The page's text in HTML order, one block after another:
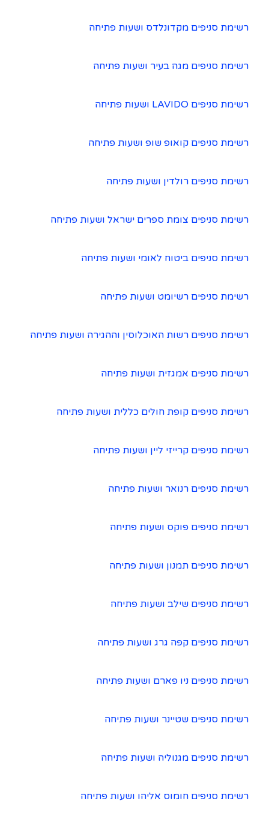
רשימת סניפים מקדונלדס ושעות פתיחה
רשימת סניפים מגה בעיר ושעות פתיחה
רשימת סניפים LAVIDO ושעות פתיחה
רשימת סניפים קואופ שופ ושעות פתיחה
רשימת סניפים רולדין ושעות פתיחה
רשימת סניפים צומת ספרים ישראל ושעות פתיחה
רשימת סניפים ביטוח לאומי ושעות פתיחה
רשימת סניפים רשיומט ושעות פתיחה
רשימת סניפים רשות האוכלוסין וההגירה ושעות פתיחה
רשימת סניפים אמגזית ושעות פתיחה
רשימת סניפים קופת חולים כללית ושעות פתיחה
רשימת סניפים קרייזי ליין ושעות פתיחה
רשימת סניפים רנואר ושעות פתיחה
רשימת סניפים פוקס ושעות פתיחה
רשימת סניפים תמנון ושעות פתיחה
רשימת סניפים שילב ושעות פתיחה
רשימת סניפים קפה גרג ושעות פתיחה
רשימת סניפים ניו פארם ושעות פתיחה
רשימת סניפים שטיינר ושעות פתיחה
רשימת סניפים מגנוליה ושעות פתיחה
רשימת סניפים חומוס אליהו ושעות פתיחה